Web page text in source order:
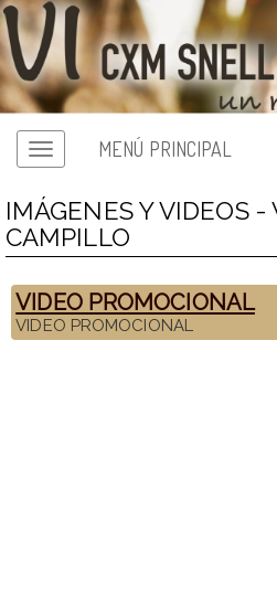
MENÚ PRINCIPAL
IMÁGENES Y VIDEOS -
CAMPILLO
VIDEO PROMOCIONAL
VIDEO PROMOCIONAL